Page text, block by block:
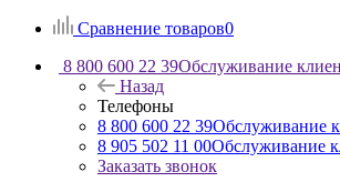
Сравнение товаров0
8 800 600 22 39Обслуживание
Назад
Телефоны
8 800 600 22 39Обслуживание
8 905 502 11 00Обслуживание
Заказать звонок